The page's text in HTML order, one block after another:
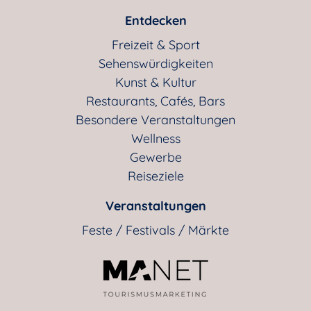
Entdecken
Freizeit & Sport
Sehenswürdigkeiten
Kunst & Kultur
Restaurants, Cafés, Bars
Besondere Veranstaltungen
Wellness
Gewerbe
Reiseziele
Veranstaltungen
Feste / Festivals / Märkte